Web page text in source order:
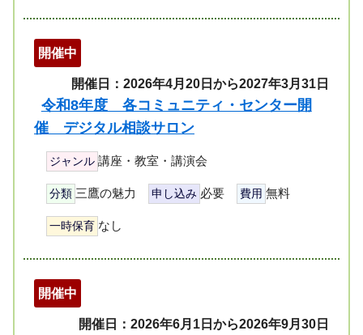
開催中
開催日：2026年4月20日から2027年3月31日
令和8年度 各コミュニティ・センター開
催 デジタル相談サロン
ジャンル 講座・教室・講演会
分類 三鷹の魅力 申し込み 必要 費用 無料
一時保育 なし
開催中
開催日：2026年6月1日から2026年9月30日